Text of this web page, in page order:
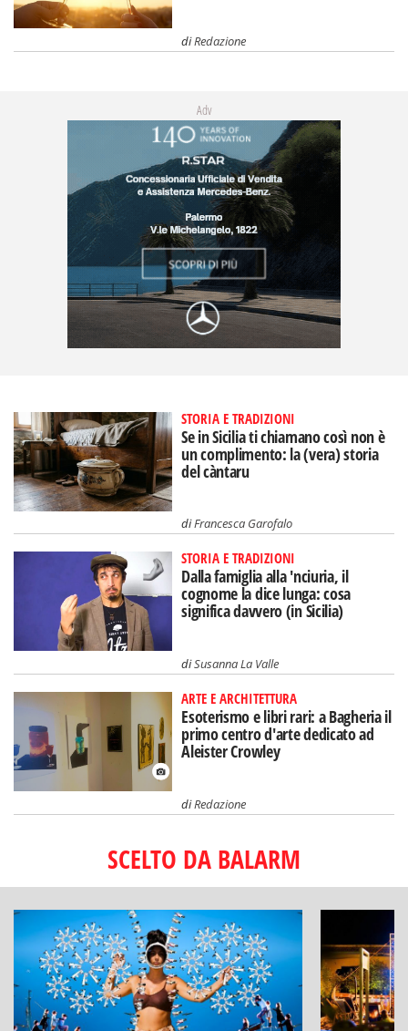
diRedazione
Adv
STORIA E TRADIZIONI
Se in Sicilia ti chiamano così non è
un complimento: la (vera) storia
del càntaru
diFrancesca Garofalo
STORIA E TRADIZIONI
Dalla famiglia alla 'nciuria, il
cognome la dice lunga: cosa
significa davvero (in Sicilia)
diSusanna La Valle
ARTE E ARCHITETTURA
Esoterismo e libri rari: a Bagheria il
primo centro d'arte dedicato ad
Aleister Crowley
diRedazione
SCELTO DA BALARM